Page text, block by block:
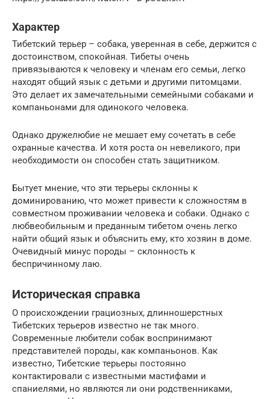
Характер
Тибетский терьер – собака, уверенная в себе, держится с
достоинством, спокойная. Тибеты очень
привязываются к человеку и членам его семьи, легко
находят общий язык с детьми и другими питомцами.
Это делает их замечательными семейными собаками и
компаньонами для одинокого человека.
Однако дружелюбие не мешает ему сочетать в себе
охранные качества. И хотя роста он невеликого, при
необходимости он способен стать защитником.
Бытует мнение, что эти терьеры склонны к
доминированию, что может привести к сложностям в
совместном проживании человека и собаки. Однако с
любвеобильным и преданным тибетом очень легко
найти общий язык и объяснить ему, кто хозяин в доме.
Очевидный минус породы – склонность к
беспричинному лаю.
Историческая справка
О происхождении грациозных, длинношерстных
Тибетских терьеров известно не так много.
Современные любители собак воспринимают
представителей породы, как компаньонов. Как
известно, Тибетские терьеры постоянно
контактировали с известными мастифами и
спаниелями, но являются ли они родственниками,